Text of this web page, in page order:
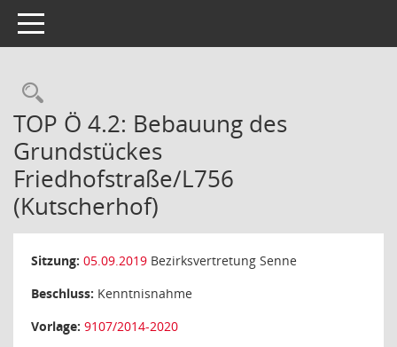
Toggle navigation
Rechercheauswahl
TOP Ö 4.2: Bebauung des
Grundstückes
Friedhofstraße/L756
(Kutscherhof)
Sitzung: 05.09.2019 Bezirksvertretung Senne
Beschluss: Kenntnisnahme
Vorlage: 9107/2014-2020